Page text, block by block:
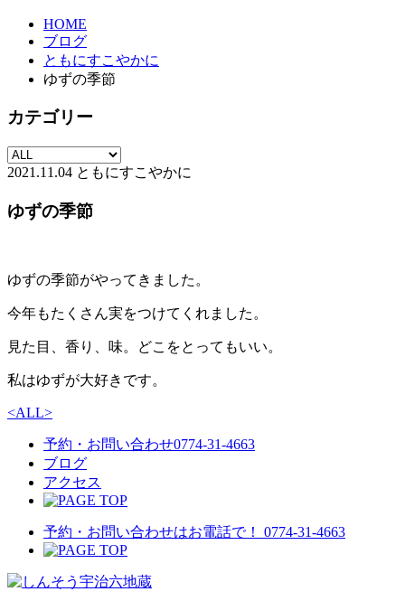
HOME
ブログ
ともにすこやかに
ゆずの季節
カテゴリー
2021.11.04 ともにすこやかに
ゆずの季節
ゆずの季節がやってきました。
今年もたくさん実をつけてくれました。
見た目、香り、味。どこをとってもいい。
私はゆずが大好きです。
<ALL>
予約・お問い合わせ0774-31-4663
ブログ
アクセス
予約・お問い合わせはお電話で！ 0774-31-4663